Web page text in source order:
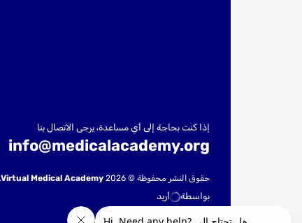
إذا كنت بحاجة إلى أي مساعدة، يرجى الاتصال بنا
info@medicalacademy.org
حقوق النشر محفوظة © 2026 Virtual Medical Academy.
بواسطة أريد